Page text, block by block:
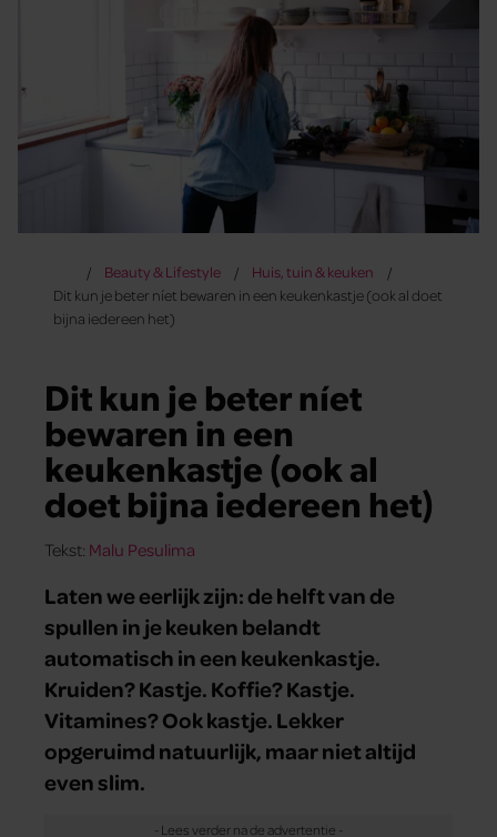
Beauty & Lifestyle
Huis, tuin & keuken
Dit kun je beter níet bewaren in een keukenkastje (ook al doet
bijna iedereen het)
Dit kun je beter níet
bewaren in een
keukenkastje (ook al
doet bijna iedereen het)
Tekst: Malu Pesulima
Laten we eerlijk zijn: de helft van de
spullen in je keuken belandt
automatisch in een keukenkastje.
Kruiden? Kastje. Koffie? Kastje.
Vitamines? Ook kastje. Lekker
opgeruimd natuurlijk, maar niet altijd
even slim.